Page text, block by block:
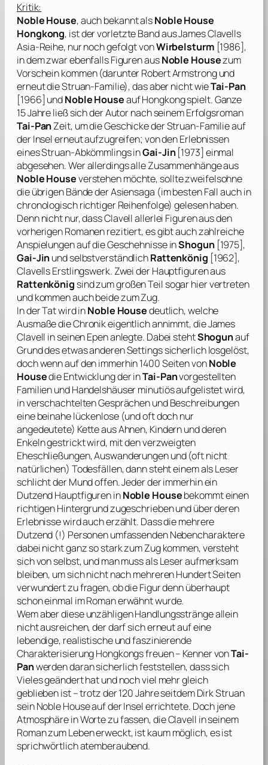
Kritik:
Noble House, auch bekannt alsNoble House
Hongkong, ist der vorletzte Band ausJames Clavells
Asia-Reihe, nur noch gefolgt vonWirbelsturm [1986],
in dem zwar ebenfalls Figuren ausNoble Housezum
Vorschein kommen (darunter Robert Armstrong und
erneut die Struan-Familie), das aber nicht wieTai-Pan
[1966] undNoble Houseauf Hongkong spielt. Ganze
15 Jahre ließ sich der Autor nach seinem Erfolgsroman
Tai-PanZeit, um die Geschicke der Struan-Familie auf
der Insel erneut aufzugreifen; von den Erlebnissen
eines Struan-Abkömmlings inGai-Jin[1973] einmal
abgesehen. Wer allerdings alle Zusammenhänge aus
Noble Houseverstehen möchte, sollte zweifelsohne
die übrigen Bände der Asiensaga (im besten Fall auch in
chronologisch richtiger Reihenfolge) gelesen haben.
Denn nicht nur, dassClavellallerlei Figuren aus den
vorherigen Romanen rezitiert, es gibt auch zahlreiche
Anspielungen auf die Geschehnisse inShogun[1975],
Gai-Jinund selbstverständlichRattenkönig [1962],
ClavellsErstlingswerk. Zwei der Hauptfiguren aus
Rattenkönig sind zum großen Teil sogar hier vertreten
und kommen auch beide zum Zug.
In der Tat wird inNoble Housedeutlich, welche
Ausmaße die Chronik eigentlich annimmt, dieJames
Clavell in seinen Epen anlegte. Dabei stehtShogunauf
Grund des etwas anderen Settings sicherlich losgelöst,
doch wenn auf den immerhin 1400 Seiten vonNoble
Housedie Entwicklung der inTai-Panvorgestellten
Familien und Handelshäuser minutiös aufgelistet wird,
in verschachtelten Gesprächen und Beschreibungen
eine beinahe lückenlose (und oft doch nur
angedeutete) Kette aus Ahnen, Kindern und deren
Enkeln gestrickt wird, mit den verzweigten
Eheschließungen, Auswanderungen und (oft nicht
natürlichen) Todesfällen, dann steht einem als Leser
schlicht der Mund offen. Jeder der immerhin ein
Dutzend Hauptfiguren inNoble Housebekommt einen
richtigen Hintergrund zugeschrieben und über deren
Erlebnisse wird auch erzählt. Dass die mehrere
Dutzend (!) Personen umfassenden Nebencharaktere
dabei nicht ganz so stark zum Zug kommen, versteht
sich von selbst, und man muss als Leser aufmerksam
bleiben, um sich nicht nach mehreren Hundert Seiten
verwundert zu fragen, ob die Figur denn überhaupt
schon einmal im Roman erwähnt wurde.
Wem aber diese unzähligen Handlungsstränge allein
nicht ausreichen, der darf sich erneut auf eine
lebendige, realistische und faszinierende
Charakterisierung Hongkongs freuen – Kenner vonTai-
Panwerden daran sicherlich feststellen, dass sich
Vieles geändert hat und noch viel mehr gleich
geblieben ist – trotz der 120 Jahre seitdem Dirk Struan
sein Noble House auf der Insel errichtete. Doch jene
Atmosphäre in Worte zu fassen, dieClavell in seinem
Roman zum Leben erweckt, ist kaum möglich, es ist
sprichwörtlich atemberaubend.